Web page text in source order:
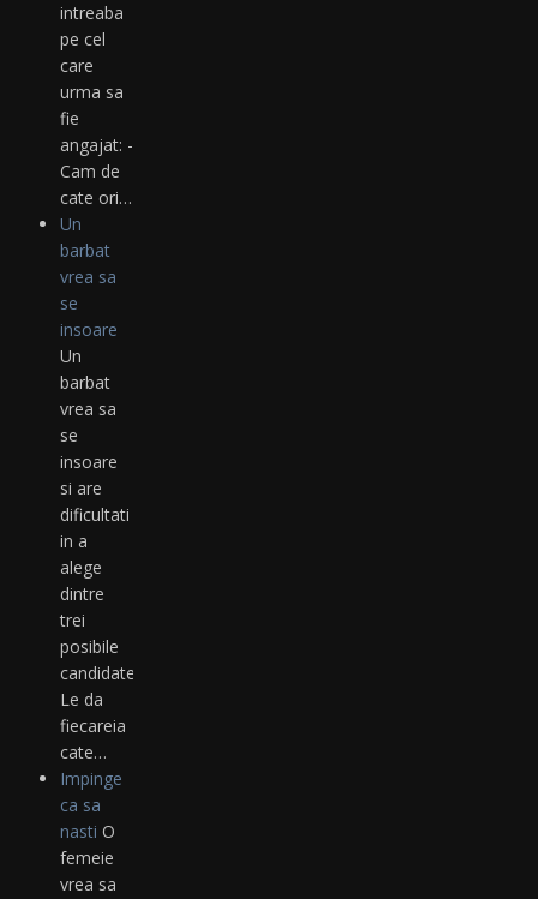
intreaba
pe cel
care
urma sa
fie
angajat: -
Cam de
cate ori…
Un
barbat
vrea sa
se
insoare
Un
barbat
vrea sa
se
insoare
si are
dificultati
in a
alege
dintre
trei
posibile
candidate.
Le da
fiecareia
cate…
Impinge
ca sa
nasti O
femeie
vrea sa